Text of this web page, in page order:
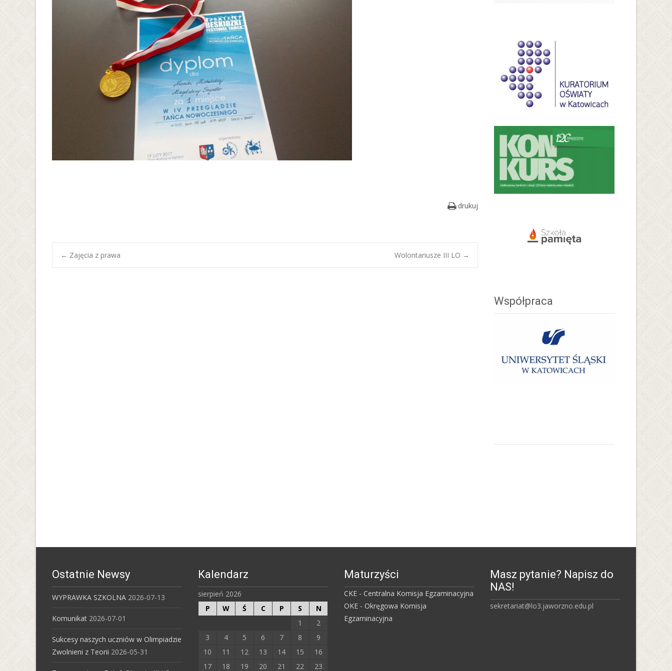
drukuj
Post
← Zajęcia z prawa Wolontariusze III LO →
Współpraca
Ostatnie Newsy
WYPRAWKA SZKOLNA 2026-07-13
Komunikat 2026-07-01
Sukcesy naszych uczniów w Olimpiadzie
Zwolnieni z Teorii 2026-05-31
Kalendarz
sierpień 2026
P
W Ś C P S
N
1
2
3
4 5 6 7 8
9
10
11 12 13 14 15
16
17
18 19 20 21 22 23
Maturzyści
CKE - Centralna Komisja Egzaminacyjna
OKE - Okręgowa Komisja
Egzaminacyjna
Masz pytanie? Napisz do
NAS!
sekretariat@lo3.jaworzno.edu.pl